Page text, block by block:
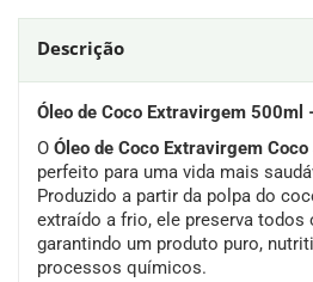
Descrição
Óleo de Coco Extravirgem 500ml
O Óleo de Coco Extravirgem Coco
perfeito para uma vida mais
Produzido a partir da polpa do
extraído a frio, ele preserva todos
garantindo um produto puro,
processos químicos.